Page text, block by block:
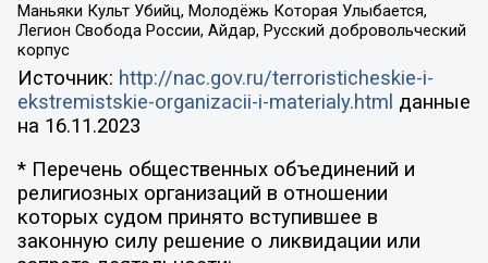
Маньяки Культ Убийц, Молодёжь Которая Улыбается,
Легион Свобода России, Айдар, Русский добровольческий
корпус
Источник: http://nac.gov.ru/terroristicheskie-i-
ekstremistskie-organizacii-i-materialy.html данные
на 16.11.2023
* Перечень общественных объединений и
религиозных организаций в отношении
которых судом принято вступившее в
законную силу решение о ликвидации или